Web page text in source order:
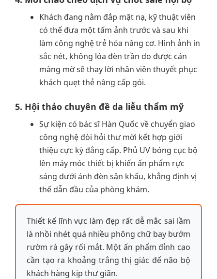
Khách đang nằm đắp mặt nạ, kỹ thuật viên
có thể đưa một tấm ảnh trước và sau khi
làm công nghệ trẻ hóa nâng cơ. Hình ảnh in
sắc nét, không lóa đèn trần do được cán
màng mờ sẽ thay lời nhân viên thuyết phục
khách quẹt thẻ nâng cấp gói.
5. Hội thảo chuyên đề da liễu thẩm mỹ
Sự kiện có bác sĩ Hàn Quốc về chuyển giao
công nghệ đòi hỏi thư mời kết hợp giới
thiệu cực kỳ đẳng cấp. Phủ UV bóng cục bộ
lên máy móc thiết bị khiến ấn phẩm rực
sáng dưới ánh đèn sân khấu, khẳng định vị
thế dẫn đầu của phòng khám.
Thiết kế lĩnh vực làm đẹp rất dễ mắc sai lầm
là nhồi nhét quá nhiều phông chữ bay bướm
rườm rà gây rối mắt. Một ấn phẩm đỉnh cao
cần tạo ra khoảng trắng thị giác để não bộ
khách hàng kịp thư giãn.